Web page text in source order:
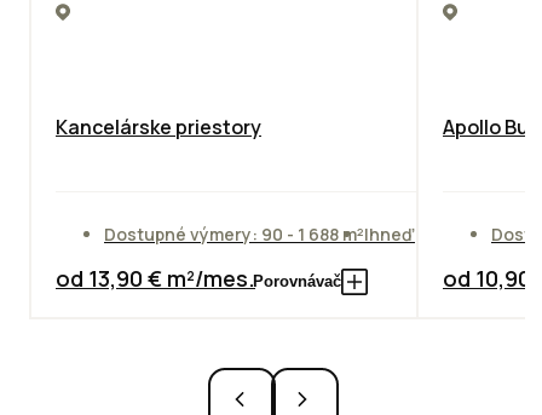
Kancelárske priestory
Dostupné výmery: 90 - 1 688 m²Ihneď
od 13,90 € m²/mes.Porovnávač
Apollo
od 10,90